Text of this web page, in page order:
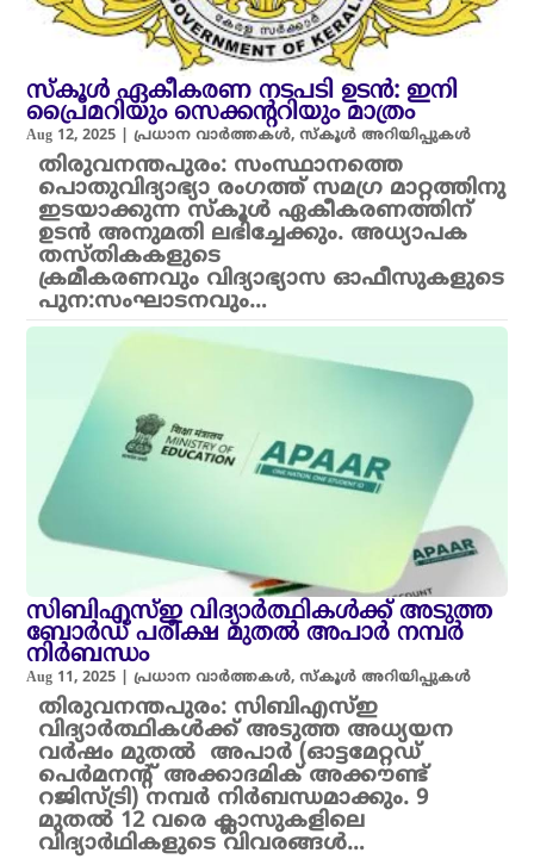
സ്കൂൾ ഏകീകരണ നടപടി ഉടൻ: ഇനി
പ്രൈമറിയും സെക്കന്ററിയും മാത്രം
Aug 12, 2025 |പ്രധാന വാർത്തകൾ,സ്കൂൾ അറിയിപ്പുകൾ
തിരുവനന്തപുരം: സംസ്ഥാനത്തെ
പൊതുവിദ്യാഭ്യാ രംഗത്ത് സമഗ്ര മാറ്റത്തിനു
ഇടയാക്കുന്ന സ്കൂൾ ഏകീകരണത്തിന്
ഉടൻ അനുമതി ലഭിച്ചേക്കും. അധ്യാപക
തസ്തികകളുടെ
ക്രമീകരണവും വിദ്യാഭ്യാസ ഓഫീസുകളുടെ
പുന:സംഘാടനവും…
സിബിഎസ്ഇ വിദ്യാർത്ഥികൾക്ക് അടുത്ത
ബോർഡ് പരീക്ഷ മുതൽ അപാർ നമ്പർ
നിർബന്ധം
Aug 11, 2025 |പ്രധാന വാർത്തകൾ,സ്കൂൾ അറിയിപ്പുകൾ
തിരുവനന്തപുരം: സിബിഎസ്ഇ
വിദ്യാർത്ഥികൾക്ക് അടുത്ത അധ്യയന
വർഷം മുതൽ അപാർ (ഓട്ടമേറ്റഡ്
പെർമനന്റ് അക്കാദമിക് അക്കൗണ്ട്
റജിസ്ട്രി) നമ്പർ നിർബന്ധമാക്കും. 9
മുതൽ 12 വരെ ക്ലാസുകളിലെ
വിദ്യാർഥികളുടെ വിവരങ്ങൾ…